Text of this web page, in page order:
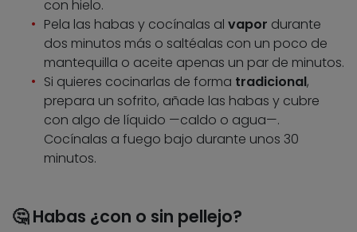
con hielo.
Pela las habas y cocínalas al vapor durante
dos minutos más o saltéalas con un poco de
mantequilla o aceite apenas un par de minutos.
Si quieres cocinarlas de forma tradicional,
prepara un sofrito, añade las habas y cubre
con algo de líquido —caldo o agua—.
Cocínalas a fuego bajo durante unos 30
minutos.
🤔 Habas ¿con o sin pellejo?